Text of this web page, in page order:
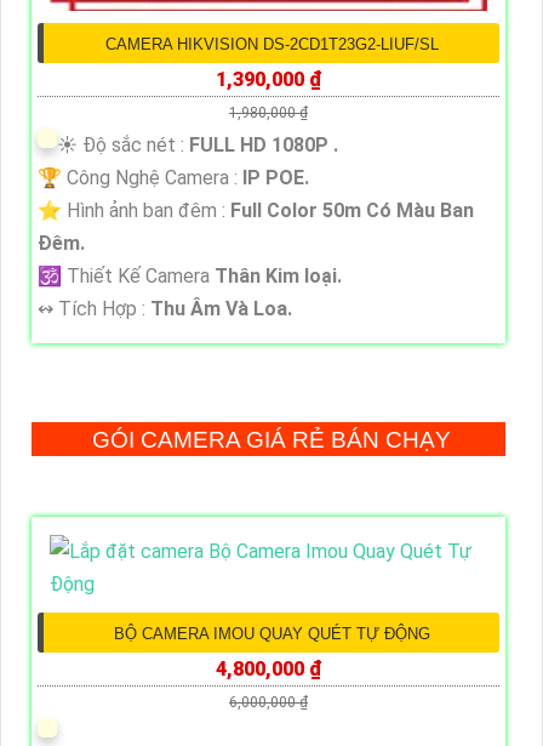
CAMERA HIKVISION DS-2CD1T23G2-LIUF/SL
1,390,000 ₫
1,980,000 ₫
☀️ Độ sắc nét : FULL HD 1080P .
🏆 Công Nghệ Camera : IP POE.
⭐ Hình ảnh ban đêm : Full Color 50m Có Màu Ban
Ðêm.
🕉️ Thiết Kế Camera Thân Kim loại.
️↭ Tích Hợp : Thu Âm Và Loa.
GÓI CAMERA GIÁ RẺ BÁN CHẠY
BỘ CAMERA IMOU QUAY QUÉT TỰ ĐỘNG
4,800,000 ₫
6,000,000 ₫